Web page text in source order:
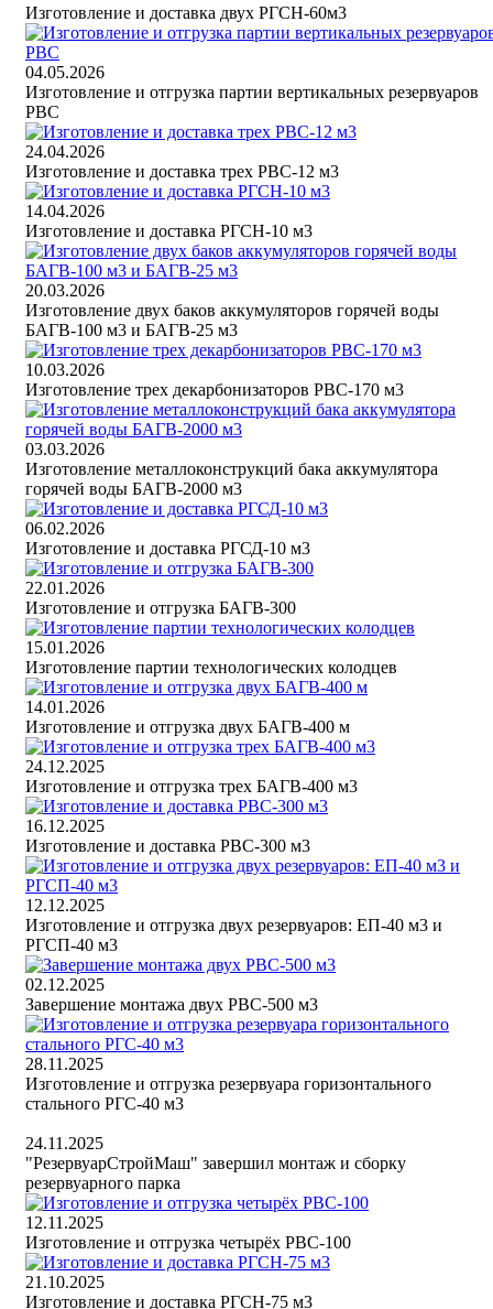
Изготовление и доставка двух РГСН-60м3
04.05.2026
Изготовление и отгрузка партии вертикальных резервуаров
РВС
24.04.2026
Изготовление и доставка трех РВС-12 м3
14.04.2026
Изготовление и доставка РГСН-10 м3
20.03.2026
Изготовление двух баков аккумуляторов горячей воды
БАГВ-100 м3 и БАГВ-25 м3
10.03.2026
Изготовление трех декарбонизаторов РВС-170 м3
03.03.2026
Изготовление металлоконструкций бака аккумулятора
горячей воды БАГВ-2000 м3
06.02.2026
Изготовление и доставка РГСД-10 м3
22.01.2026
Изготовление и отгрузка БАГВ-300
15.01.2026
Изготовление партии технологических колодцев
14.01.2026
Изготовление и отгрузка двух БАГВ-400 м
24.12.2025
Изготовление и отгрузка трех БАГВ-400 м3
16.12.2025
Изготовление и доставка РВС-300 м3
12.12.2025
Изготовление и отгрузка двух резервуаров: ЕП-40 м3 и
РГСП-40 м3
02.12.2025
Завершение монтажа двух РВС-500 м3
28.11.2025
Изготовление и отгрузка резервуара горизонтального
стального РГС-40 м3
24.11.2025
"РезервуарСтройМаш" завершил монтаж и сборку
резервуарного парка
12.11.2025
Изготовление и отгрузка четырёх РВС-100
21.10.2025
Изготовление и доставка РГСН-75 м3